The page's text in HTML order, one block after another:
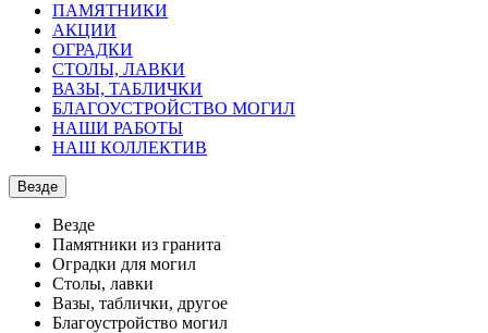
ПАМЯТНИКИ
АКЦИИ
ОГРАДКИ
СТОЛЫ, ЛАВКИ
ВАЗЫ, ТАБЛИЧКИ
БЛАГОУСТРОЙСТВО МОГИЛ
НАШИ РАБОТЫ
НАШ КОЛЛЕКТИВ
Везде
Везде
Памятники из гранита
Оградки для могил
Столы, лавки
Вазы, таблички, другое
Благоустройство могил